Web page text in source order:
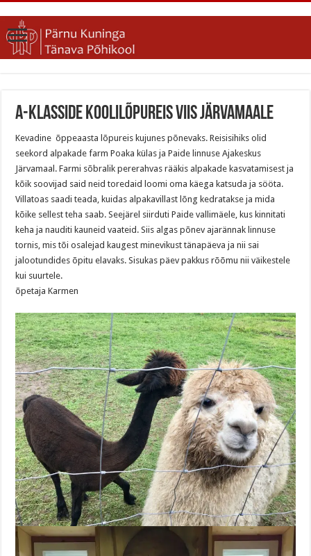
A-klasside koolilõpureis viis Järvamaale
Kevadine õppeaasta lõpureis kujunes põnevaks. Reisisihiks olid
seekord alpakade farm Poaka külas ja Paide linnuse Ajakeskus
Järvamaal. Farmi sõbralik pererahvas rääkis alpakade kasvatamisest ja
kõik soovijad said neid toredaid loomi oma käega katsuda ja sööta.
Villatoas saadi teada, kuidas alpakavillast lõng kedratakse ja mida
kõike sellest teha saab. Seejärel siirduti Paide vallimäele, kus kinnitati
keha ja nauditi kauneid vaateid. Siis algas põnev ajarännak linnuse
tornis, mis tõi osalejad kaugest minevikust tänapäeva ja nii sai
jalootundides õpitu elavaks. Sisukas päev pakkus rõõmu nii väikestele
kui suurtele.
õpetaja Karmen